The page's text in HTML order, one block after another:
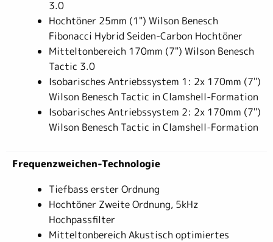
3.0
Hochtöner 25mm (1") Wilson Benesch
Fibonacci Hybrid Seiden-Carbon Hochtöner
Mitteltonbereich 170mm (7") Wilson Benesch
Tactic 3.0
Isobarisches Antriebssystem 1: 2x 170mm (7")
Wilson Benesch Tactic in Clamshell-Formation
Isobarisches Antriebssystem 2: 2x 170mm (7")
Wilson Benesch Tactic in Clamshell-Formation
Frequenzweichen-Technologie
Tiefbass erster Ordnung
Hochtöner Zweite Ordnung, 5kHz
Hochpassfilter
Mitteltonbereich Akustisch optimiertes